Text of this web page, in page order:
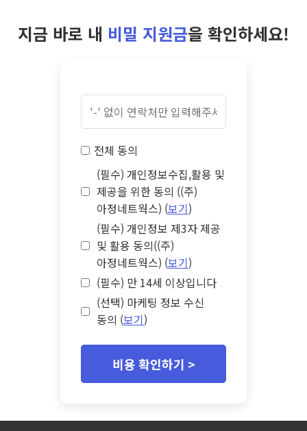
지금 바로 내 비밀 지원금을 확인하세요!
전체 동의
(필수) 개인정보수집,활용 및
제공을 위한 동의 ((주)
아정네트웍스) (보기)
(필수) 개인정보 제3자 제공
및 활용 동의((주)
아정네트웍스) (보기)
(필수) 만 14세 이상입니다
(선택) 마케팅 정보 수신
동의 (보기)
비용 확인하기 >